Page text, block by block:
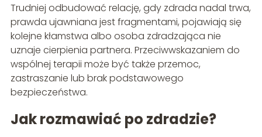
Trudniej odbudować relację, gdy zdrada nadal trwa,
prawda ujawniana jest fragmentami, pojawiają się
kolejne kłamstwa albo osoba zdradzająca nie
uznaje cierpienia partnera. Przeciwwskazaniem do
wspólnej terapii może być także przemoc,
zastraszanie lub brak podstawowego
bezpieczeństwa.
Jak rozmawiać po zdradzie?